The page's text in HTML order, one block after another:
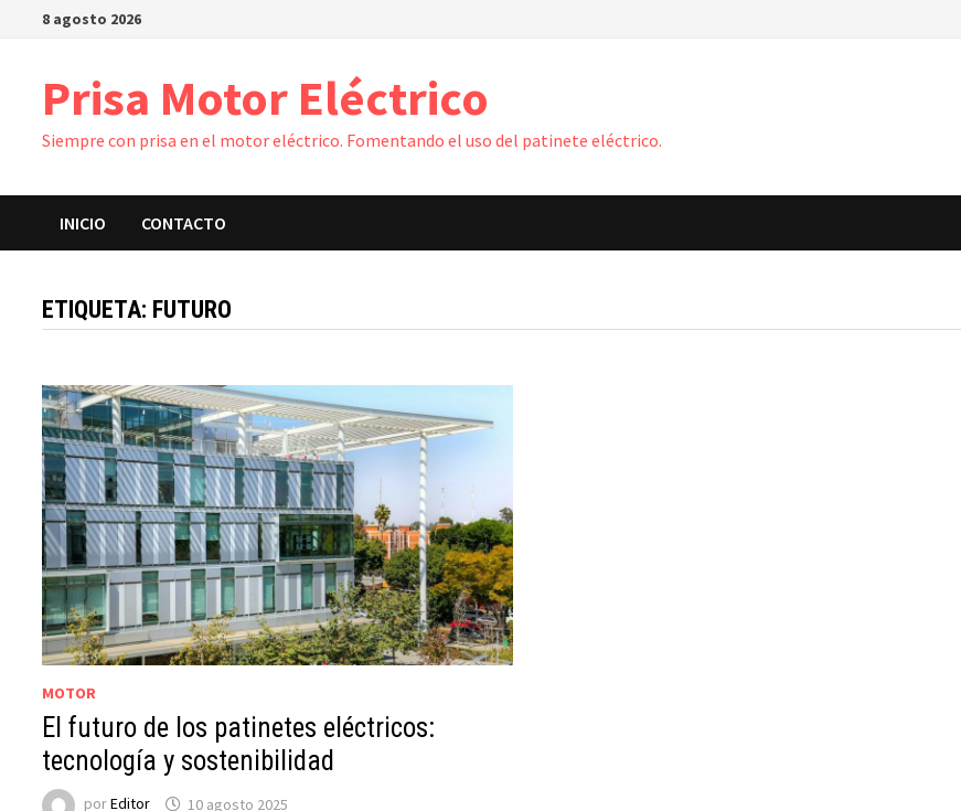
Saltar8 agosto 2026
Prisa Motor Eléctrico
Siempre con prisa en el motor eléctrico. Fomentando el uso del patinete eléctrico.
INICIO CONTACTO
ETIQUETA: FUTURO
MOTOR
El futuro de los patinetes eléctricos:
tecnología y sostenibilidad
porEditor 10 agosto 2025